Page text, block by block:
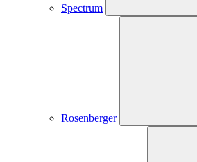
Spectrum
Rosenberger